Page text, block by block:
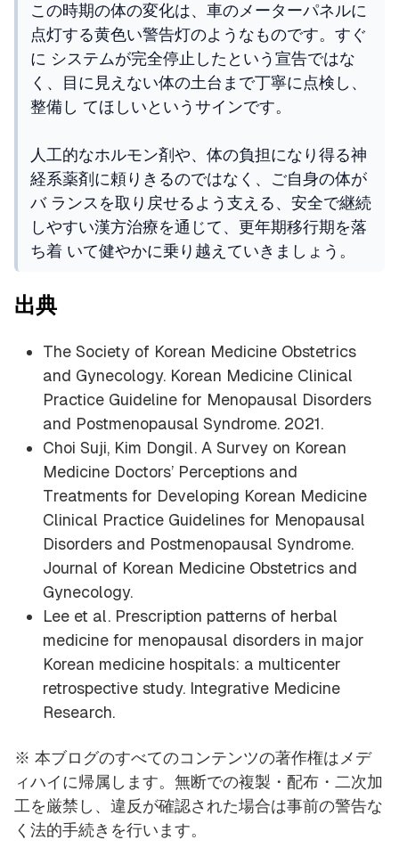
この時期の体の変化は、車のメーターパネルに
点灯する黄色い警告灯のようなものです。すぐ
に システムが完全停止したという宣告ではな
く、目に見えない体の土台まで丁寧に点検し、
整備し てほしいというサインです。
人工的なホルモン剤や、体の負担になり得る神
経系薬剤に頼りきるのではなく、ご自身の体が
バ ランスを取り戻せるよう支える、安全で継続
しやすい漢方治療を通じて、更年期移行期を落
ち着 いて健やかに乗り越えていきましょう。
出典
The Society of Korean Medicine Obstetrics
and Gynecology. Korean Medicine Clinical
Practice Guideline for Menopausal Disorders
and Postmenopausal Syndrome. 2021.
Choi Suji, Kim Dongil. A Survey on Korean
Medicine Doctors’ Perceptions and
Treatments for Developing Korean Medicine
Clinical Practice Guidelines for Menopausal
Disorders and Postmenopausal Syndrome.
Journal of Korean Medicine Obstetrics and
Gynecology.
Lee et al. Prescription patterns of herbal
medicine for menopausal disorders in major
Korean medicine hospitals: a multicenter
retrospective study. Integrative Medicine
Research.
※ 本ブログのすべてのコンテンツの著作権はメデ
ィハイに帰属します。無断での複製・配布・二次加
工を厳禁し、違反が確認された場合は事前の警告な
く法的手続きを行います。